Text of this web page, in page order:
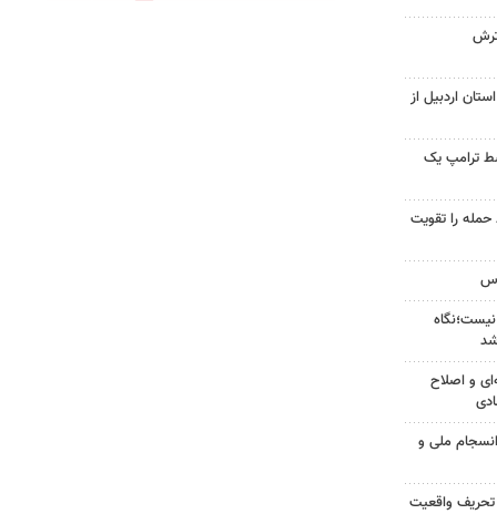
اردبیل از
ترامپ یک
خط حمله را تقویت
و اصلاح
ملی و
واقعیت